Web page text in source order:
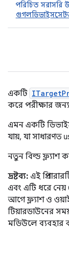
পরিচিত সরাসরি
একটি
করে পরীক্ষার
এমন একটি
যায়, যা সাধারণত
নতুন বিল্ড ফ্ল্যাশ
দ্রষ্টব্য: এই
এবং এটি ধরে নেয়
আগে ফ্ল্যাশ ও
টিয়ারডাউনের
মডিউলে ব্যবহার